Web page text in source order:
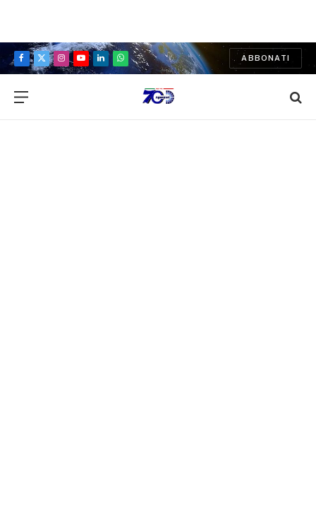
Facebook
X
Instagram
YouTubeLinkedInWhatsApp
ABBONATI